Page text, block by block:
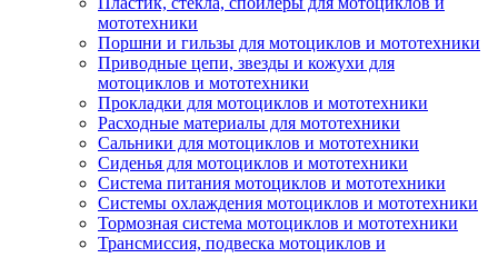
мототехники
Поршни и гильзы для мотоциклов и мототехники
Приводные цепи, звезды и кожухи для
мотоциклов и мототехники
Прокладки для мотоциклов и мототехники
Расходные материалы для мототехники
Сальники для мотоциклов и мототехники
Сиденья для мотоциклов и мототехники
Система питания мотоциклов и мототехники
Системы охлаждения мотоциклов и мототехники
Тормозная система мотоциклов и мототехники
Трансмиссия, подвеска мотоциклов и